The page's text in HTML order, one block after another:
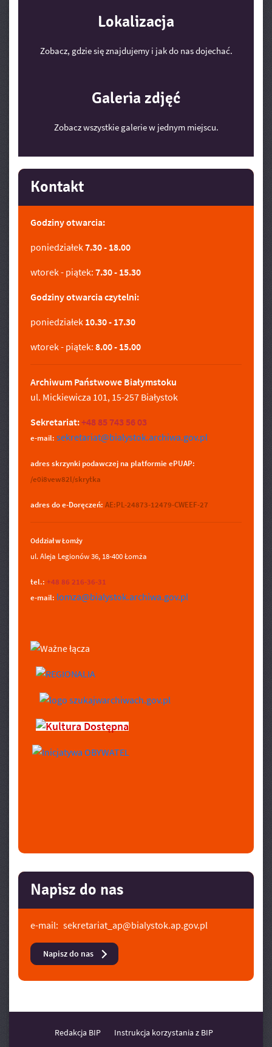
Lokalizacja
Zobacz, gdzie się znajdujemy i jak do nas dojechać.
Galeria zdjęć
Zobacz wszystkie galerie w jednym miejscu.
Kontakt
Godziny otwarcia:
poniedziałek7.30 - 18.00
wtorek - piątek: 7.30 - 15.30
Godziny otwarcia czytelni:
poniedziałek 10.30 - 17.30
wtorek - piątek: 8.00 - 15.00
Archiwum Państwowe Białymstoku
ul. Mickiewicza 101, 15-257 Białystok
Sekretariat:+48 85 743 56 03
e-mail: sekretariat@bialystok.archiwa.gov.pl
adres skrzynki podawczej na platformie ePUAP:
/e0i8vew82l/skrytka
adres do e-Doręczeń: AE:PL-24873-12479-CWEEF-27
Oddział w Łomży
ul. Aleja Legionów 36, 18-400 Łomża
tel.: +48 86 216-36-31
e-mail: lomza@bialystok.archiwa.gov.pl
Napisz do nas
e-mail: sekretariat_ap@bialystok.ap.gov.pl
Napisz do nas
Redakcja BIP Instrukcja korzystania z BIP